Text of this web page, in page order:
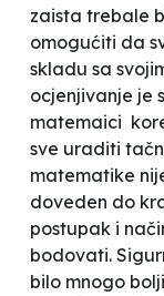
zaista trebale
omogućiti da
skladu sa
ocjenjivanje je
matemaici
sve uraditi
matematike
doveden do
postupak i
bodovati.
bilo mnogo